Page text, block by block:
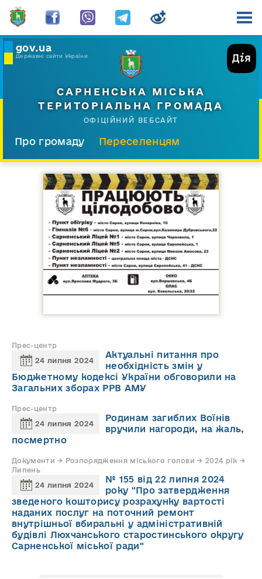
gov.ua
Державні сайти України
САРНЕНСЬКА МІСЬКА
ТЕРИТОРІАЛЬНА ГРОМАДА
ОФІЦІЙНИЙ ВЕБСАЙТ
Про громаду
Переселенцям
Прес-центр
Прес-центр
24 липня 2024
Актуальні питання про
необхідність змін у
Бюджетному кодексі України обговорили на
Загальних зборах РРВ АМУ
Прес-центр
24 липня 2024
Родинам загиблих Воїнів
вручили нагороди, на жаль,
посмертно
Документи → Розпорядження міського голови → 2024 рік →
Липень
24 липня 2024
№ 155 від 22 липня 2024
року "Про затвердження
зведеного кошторису розрахунку вартості
наданих послуг на поточний ремонт
внутрішньої вбиральні у адміністративній
будівлі Люхчанського старостинського округу
Сарненської міської ради"